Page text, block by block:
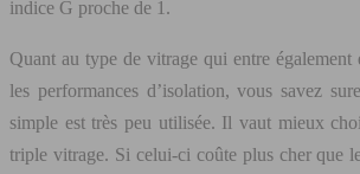
indice G proche de 1.
Quant au type de vitrage qui entre également
les performances d’isolation, vous savez
simple est très peu utilisée. Il vaut mieux
triple vitrage. Si celui-ci coûte plus cher que